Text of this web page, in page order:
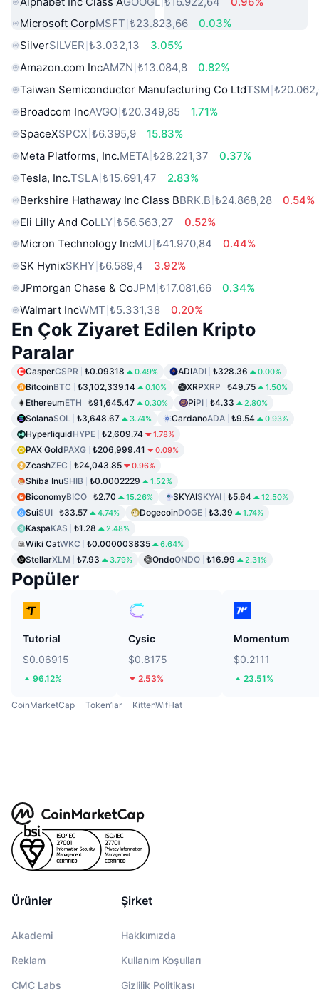
Microsoft CorpMSFT ₺23.823,66
0.03%
SilverSILVER ₺3.032,13
3.05%
Amazon.com IncAMZN ₺13.084,8
0.82%
Taiwan Semiconductor Manufacturing Co LtdTSM
Broadcom IncAVGO ₺20.349,85
1.71%
SpaceXSPCX ₺6.395,9
15.83%
Meta Platforms, Inc.META ₺28.221,37
0.37%
Tesla, Inc.TSLA ₺15.691,47
2.83%
Berkshire Hathaway Inc Class BBRK.B ₺24.868,28
0.54%
Eli Lilly And CoLLY ₺56.563,27
0.52%
Micron Technology IncMU ₺41.970,84
0.44%
SK HynixSKHY ₺6.589,4
3.92%
JPmorgan Chase & CoJPM ₺17.081,66
0.34%
Walmart IncWMT ₺5.331,38 0.20%
En Çok Ziyaret Edilen Kripto
Paralar
CasperCSPR ₺0.09318 0.49% ADIADI ₺328.36 0.00%
BitcoinBTC ₺3,102,339.14 0.10% XRPXRP ₺49.75 1.50%
EthereumETH ₺91,645.47 0.30% PiPI ₺4.33 2.80%
SolanaSOL ₺3,648.67 3.74% CardanoADA ₺9.54 0.93%
HyperliquidHYPE ₺2,609.74 1.78%
PAX GoldPAXG ₺206,999.41 0.09%
ZcashZEC ₺24,043.85 0.96%
Shiba InuSHIB ₺0.0002229 1.52%
BiconomyBICO ₺2.70 15.26% SKYAISKYAI ₺5.64 12.50%
SuiSUI ₺33.57 4.74% DogecoinDOGE ₺3.39 1.74%
KaspaKAS ₺1.28 2.48%
Wiki CatWKC ₺0.000003835 6.64%
StellarXLM ₺7.93 3.79% OndoONDO ₺16.99 2.31%
Popüler
Tutorial
$0.06915
96.12%
Cysic
$0.8175
2.53%
Momentum
$0.2111
23.51%
CoinMarketCap Token’lar KittenWifHat
Ürünler
Akademi
Reklam
CMC Labs
Şirket
Hakkımızda
Kullanım Koşulları
Gizlilik Politikası